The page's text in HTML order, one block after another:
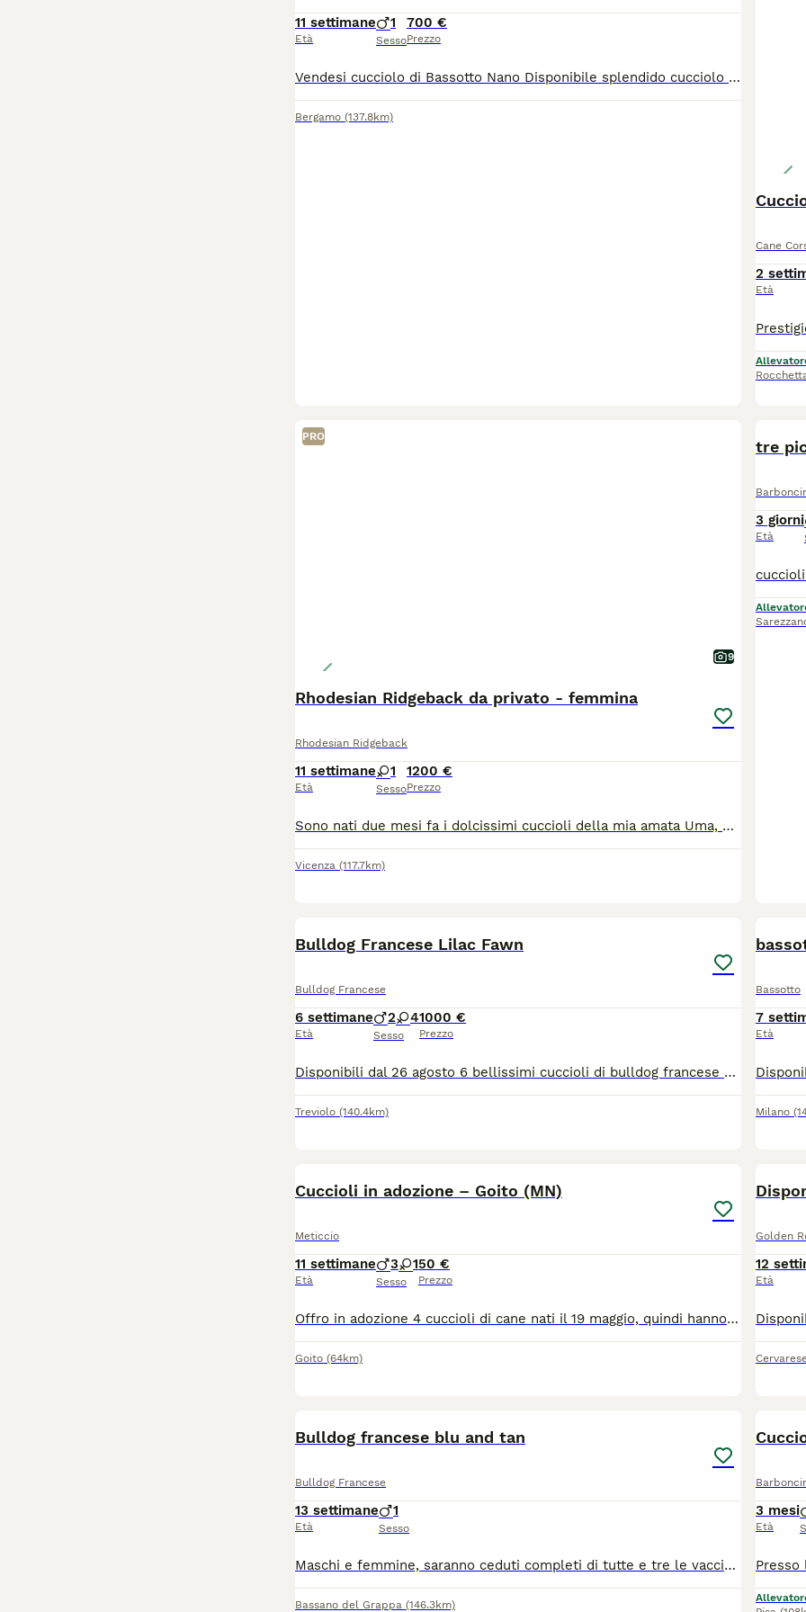
11 settimane
Età
1
Sesso
700 €
Prezzo
Vendesi cucciolo di Bassotto Nano Disponibile splendido cucciolo di Bassotto Nano, sano, vivace e cresciuto con cura in ambiente familiare. Età: 2 mesi Sesso: maschio Colore: nero Sverminato: Sì Vaccinato: prima vaccinazione Microchip: Sì Il cucciolo è abituato al contatto con le persone ed è ideale come cane da compagnia. Per maggiori informazioni, foto, video, contattami in privato
Bergamo (137.8km)
Cane
2
Età
PRO
9
Rhodesian Ridgeback da privato - femmina
Rhodesian Ridgeback
11 settimane
Età
1
Sesso
1200 €
Prezzo
Sono nati due mesi fa i dolcissimi cuccioli della mia amata Uma, e li cediamo dopo lo svezzamento e adeguata socializzazione a partire da inizio agosto. I cuccioli hanno seguito il percorso ENS (early neurological stimulation) ed ESI (early scent introduction). Visitati dal veterinario e da un comportamentalista, risultano sani e di carattere dolce ed equilibrato. Vengono ceduti con microphip, primo ciclo di vaccinazioni, sverminati, con pedigree e socializzazione di base. Visitabili a Vicenza, zona Riviera Berica. Entrambi i genitori sono testati, completamente esenti displasia anca e gomito e principali malattie della razza. Hd:A, Ed: 0, ocd: free, Ltv: free, certificazione malattie cardiache: free, test del dna: free
Vicenza (117.7km)
tre
3 giorni
Età
Bulldog Francese Lilac Fawn
Bulldog Francese
6 settimane
Età
2 4
Sesso
1000 €
Prezzo
Disponibili dal 26 agosto 6 bellissimi cuccioli di bulldog francese colorazioni esotiche: Blue, Lilac e Blue Fawn. I cani sono stati allevati in ambiente familiare con genitori visibili e di proprietà. Tutti in ottima salute certificata. Disponibili 2 maschi e 4 femmine. Verranno ceduti con: vaccini, microchip e ciclo anti vermi completo.
Treviolo (140.4km)
Bassotto
7
Età
Milano
Cuccioli in adozione – Goito (MN)
Meticcio
11 settimane
Età
3 1
Sesso
50 €
Prezzo
Offro in adozione 4 cuccioli di cane nati il 19 maggio, quindi hanno circa 3 mesi: 3 maschi e 1 femmina. Taglia medio-piccola da adulti (la mamma pesa 7,8 kg), perfetti anche per appartamento. Sono cuccioli vivaci, giocherelloni, già completamente svezzati e mangiano autonomamente cibo solido per cuccioli. ⚠️ Salute: NON sono ancora vaccinati. È fondamentale portarli subito dal veterinario per iniziare il ciclo vaccinale. Contributo richiesto: 20 euro. Ritiro esclusivamente a mano a Goito (provincia di Mantova). Cerco persone serie e amorevoli. Per informazioni o per fissare un appuntamento per vederli, contattatemi.
Goito (64km)
Golden
12
Età
Bulldog francese blu and tan
Bulldog Francese
13 settimane
Età
1
Sesso
Maschi e femmine, saranno ceduti completi di tutte e tre le vaccinazioni, microchip e documenti, all'età di tre mesi. cuccioli selezionati per avere una corretta, struttura morfologia e respirazione, certificato visita medica, esente da problemi cardiaci e patella, per qualsiasi informazione SEGUICI SU ISTAGRAM: MYBLUFRENCHBULLDOG e contatta il 3485432514
Bassano del Grappa (146.3km)
3 mesi
Età